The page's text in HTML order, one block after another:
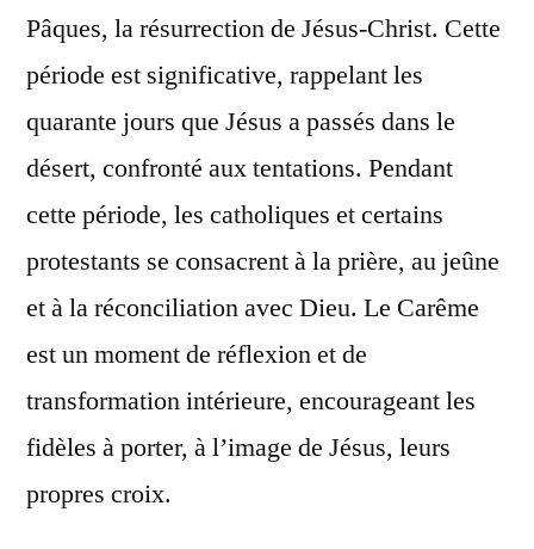
Pâques, la résurrection de Jésus-Christ. Cette
période est significative, rappelant les
quarante jours que Jésus a passés dans le
désert, confronté aux tentations. Pendant
cette période, les catholiques et certains
protestants se consacrent à la prière, au jeûne
et à la réconciliation avec Dieu. Le Carême
est un moment de réflexion et de
transformation intérieure, encourageant les
fidèles à porter, à l’image de Jésus, leurs
propres croix.